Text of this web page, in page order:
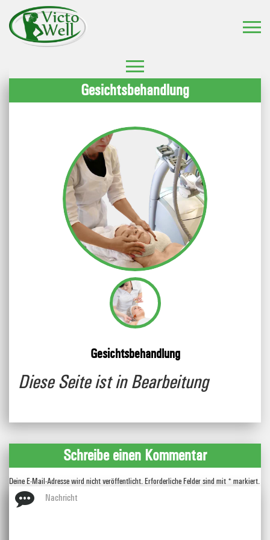
Gesichtsbehandlung
Gesichtsbehandlung
Diese Seite ist in Bearbeitung
Schreibe einen Kommentar
Deine E-Mail-Adresse wird nicht veröffentlicht.Erforderliche Felder sind mit *markiert.